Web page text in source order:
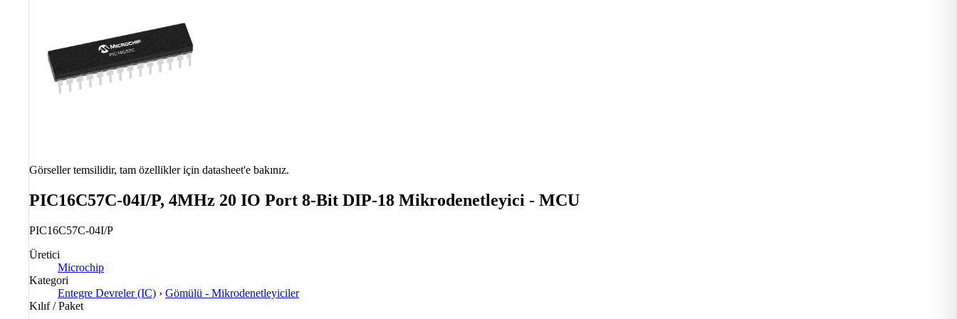
Görseller temsilidir, tam özellikler için datasheet'e bakınız.
PIC16C57C-04I/P, 4MHz 20 IO Port 8-Bit DIP-18 Mikrodenetleyici - MCU
PIC16C57C-04I/P
Üretici
Microchip
Kategori
Entegre Devreler (IC) › Gömülü - Mikrodenetleyiciler
Kılıf / Paket